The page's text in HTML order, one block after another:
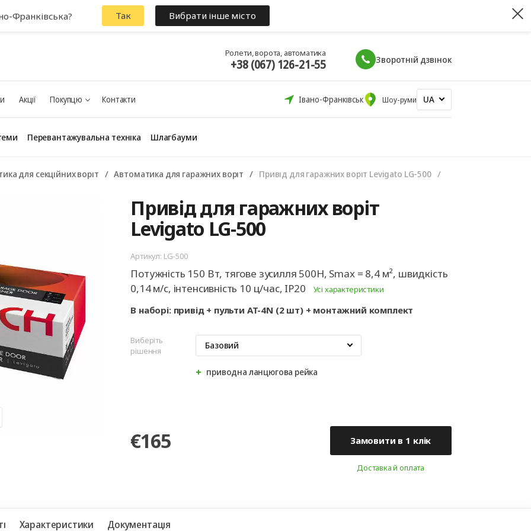
Ролети, ворота, автоматика
+38 (067) 126-21-55 Зворотній дзвінок
Акції Покупцю Контакти Івано-Франківськ Шоу-руми UA
Автоматика для
гаражних воріт
Автоматика для
промислових воріт
Аксесуари для
автоматики
Ролетні решітки
Перевантажувальна техніка
Перевантажувальні
майданчики
Перевантажувальні
тамбури
Шлагбауми
для секційних воріт Автоматика для гаражних воріт Привід для гаражних воріт Levigato LG-500
Привід для гаражних воріт
Levigato LG-500
Артикул: LG-500
Потужність 150 Вт, тягове зусилля 500Н, Smax = 8,4 м², швидкість
0,14 м/с, інтенсивність 10 ц/час, IP20
Усі характеристики
В наборі: привід + пульти AT-4N (2 шт) + монтажний комплект
Виберіть
рішення
Базовий
приводна ланцюгова рейка
€165 Замовити в 1 клік
Доставка й оплата
LG-500
Характеристики Документація
Франківська? Так Вибрати інше місто